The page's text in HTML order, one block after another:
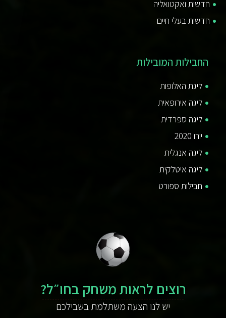
חדשות ואקטואליה
חדשות בעלי חיים
החבילות המובילות
ליגת האלופות
ליגה אירופאית
ליגה ספרדית
יורו 2020
ליגה אנגלית
ליגה איטלקית
חבילות ספורט
רוצים לראות משחק בחו״ל?
יש לנו הצעה משתלמת בשבילכם